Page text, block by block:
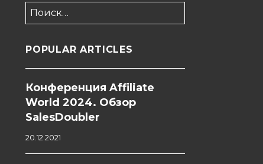
Найти:
POPULAR ARTICLES
Конференция Affiliate
World 2024. Обзор
SalesDoubler
20.12.2021